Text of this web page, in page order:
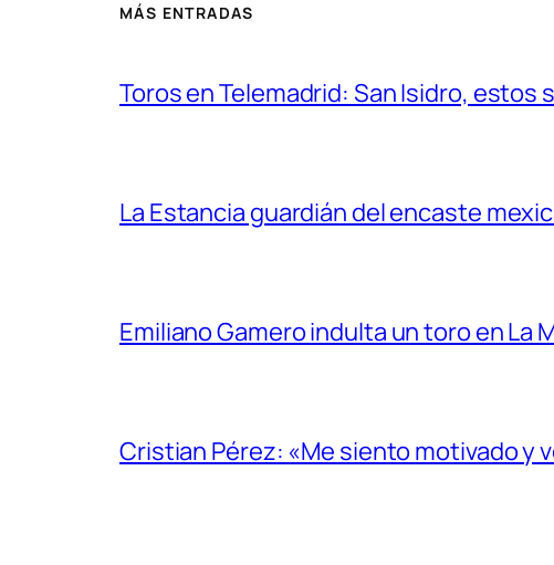
MÁS ENTRADAS
Toros en Telemadrid: San Isidro, estos
La Estancia guardián del encaste
Emiliano Gamero indulta un toro en La
Cristian Pérez: «Me siento motivado y